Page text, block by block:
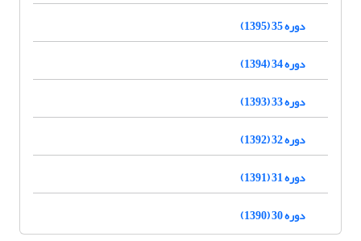
دوره 35 (1395)
دوره 34 (1394)
دوره 33 (1393)
دوره 32 (1392)
دوره 31 (1391)
دوره 30 (1390)